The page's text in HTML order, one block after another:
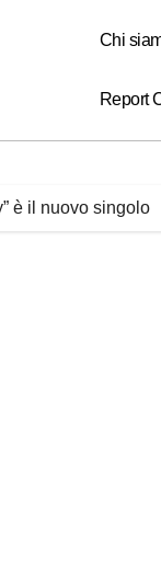
Chi
Report
è il nuovo singolo